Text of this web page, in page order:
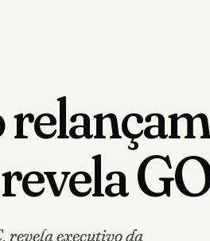
revela executivo da